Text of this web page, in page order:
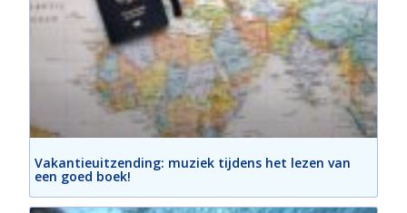
Vakantieuitzending: muziek tijdens het lezen van
een goed boek!